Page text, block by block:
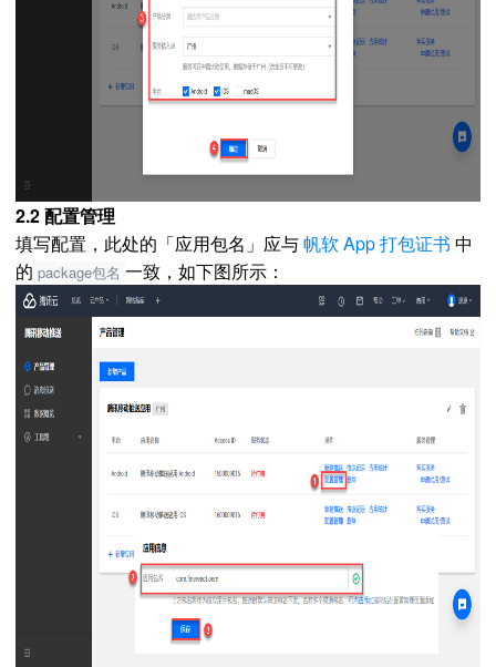
2.2 配置管理
填写配置，此处的「应用包名」应与帆软 App 打包证书 中
的 package包名 一致，如下图所示：